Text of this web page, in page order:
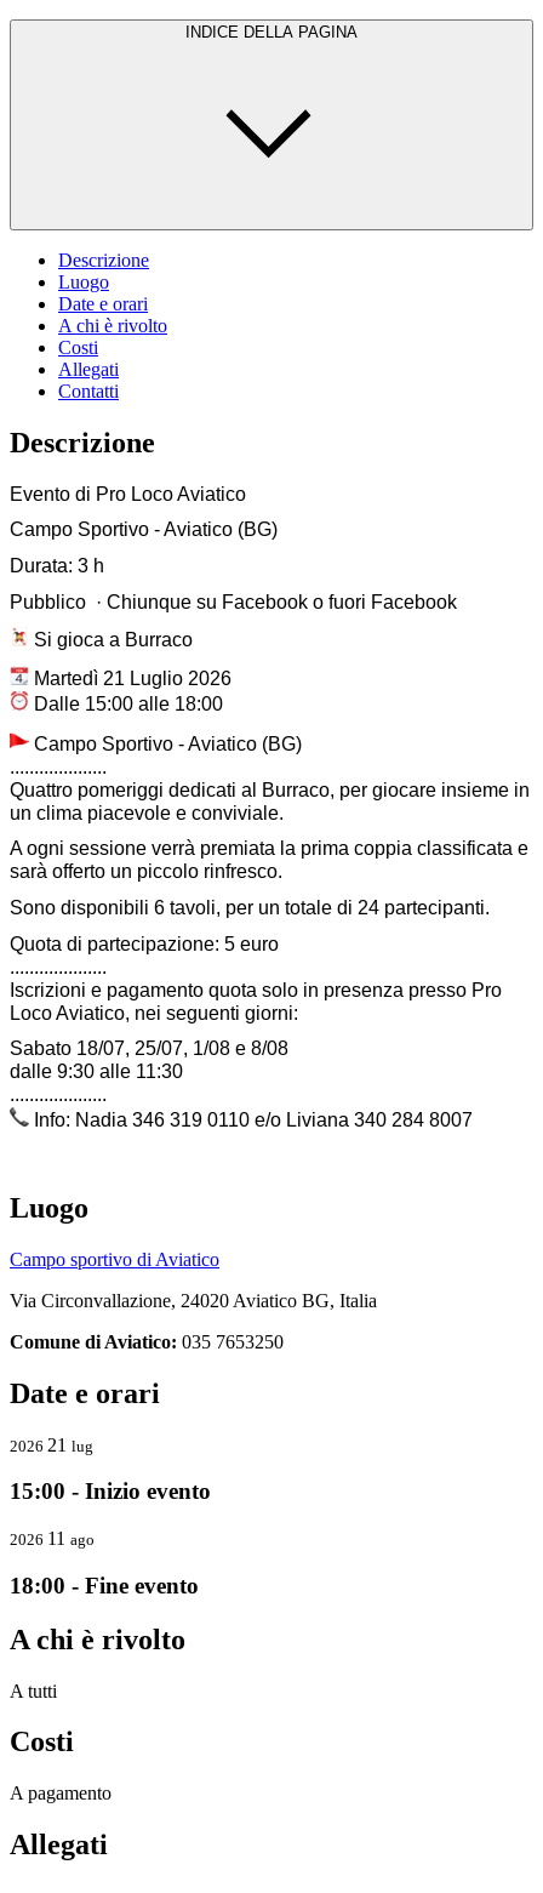
INDICE DELLA PAGINA
Descrizione
Luogo
Date e orari
A chi è rivolto
Costi
Allegati
Contatti
Descrizione
Evento di Pro Loco Aviatico
Campo Sportivo - Aviatico (BG)
Durata: 3 h
Pubblico · Chiunque su Facebook o fuori Facebook
Si gioca a Burraco
Martedì 21 Luglio 2026
Dalle 15:00 alle 18:00
Campo Sportivo - Aviatico (BG)
....................
Quattro pomeriggi dedicati al Burraco, per giocare insieme in
un clima piacevole e conviviale.
A ogni sessione verrà premiata la prima coppia classificata e
sarà offerto un piccolo rinfresco.
Sono disponibili 6 tavoli, per un totale di 24 partecipanti.
Quota di partecipazione: 5 euro
....................
Iscrizioni e pagamento quota solo in presenza presso Pro
Loco Aviatico, nei seguenti giorni:
Sabato 18/07, 25/07, 1/08 e 8/08
dalle 9:30 alle 11:30
....................
Info: Nadia 346 319 0110 e/o Liviana 340 284 8007
Luogo
Campo sportivo di Aviatico
Via Circonvallazione, 24020 Aviatico BG, Italia
Comune di Aviatico: 035 7653250
Date e orari
2026 21 lug
15:00 - Inizio evento
2026 11 ago
18:00 - Fine evento
A chi è rivolto
A tutti
Costi
A pagamento
Allegati